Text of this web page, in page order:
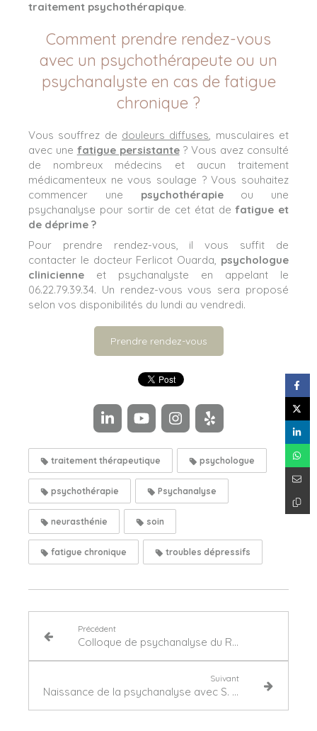
traitement psychothérapique.
Comment prendre rendez-vous
avec un psychothérapeute ou un
psychanalyste en cas de fatigue
chronique ?
Vous souffrez de douleurs diffuses , musculaires et
avec une fatigue persistante? Vous avez consulté
de nombreux médecins et aucun traitement
médicamenteux ne vous soulage ? Vous souhaitez
commencer une psychothérapieou une
psychanalyse pour sortir de cet état defatigue et
de déprime ?
Pour prendre rendez-vous, il vous suffit de
contacter le docteur Ferlicot Ouarda, psychologue
clinicienne et psychanalyste en appelant le
06.22.79.39.34. Un rendez-vous vous sera proposé
selon vos disponibilités du lundi au vendredi.
Prendre rendez-vous
traitement thérapeutique psychologue
psychothérapie Psychanalyse
neurasthénie soin
fatigue chronique troubles dépressifs
Précédent
Colloque de psychanalyse du RPH sur l'angoisse à Paris
Suivant
Naissance de la psychanalyse avec S. Freud